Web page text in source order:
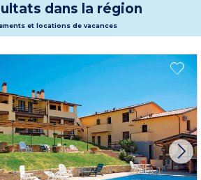
dans la région
et locations de vacances